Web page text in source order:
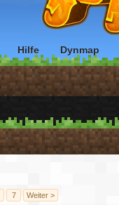
7 Weiter >
Hilfe Dynmap